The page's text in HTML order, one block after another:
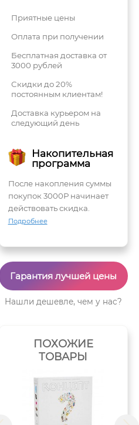
Приятные цены
Оплата при получении
Бесплатная доставка от
3000 рублей
Скидки до 20%
постоянным клиентам!
Доставка курьером на
следующий день
Накопительная
программа
После накопления суммы
покупок 3000Р начинает
действовать скидка.
Подробнее
Гарантия лучшей цены
Нашли дешевле, чем у нас?
ПОХОЖИЕ
ТОВАРЫ